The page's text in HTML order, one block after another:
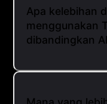
Apa kelebihan
menggunakan
dibandingkan